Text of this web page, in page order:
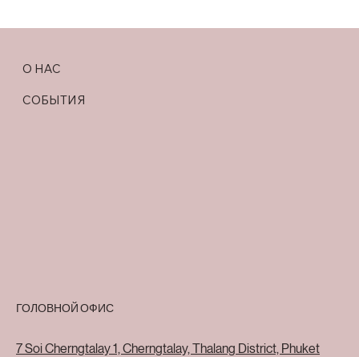
О НАС
СОБЫТИЯ
ГОЛОВНОЙ ОФИС
7 Soi Cherngtalay 1, Cherngtalay, Thalang District, Phuket